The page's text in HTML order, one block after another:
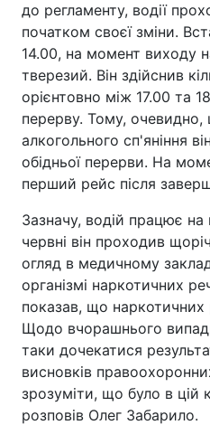
до регламенту, водії
початком своєї зміни.
14.00, на момент виходу
тверезий. Він здійснив
орієнтовно між 17.00 та
перерву. Тому, очевидно,
алкогольного сп'яніння
обідньої перерви. На
перший рейс після
Зазначу, водій працює
червні він проходив
огляд в медичному
організмі наркотичних
показав, що наркотичних
Щодо вчорашнього
таки дочекатися
висновків
зрозуміти, що було в цій
розповів Олег Забарило.